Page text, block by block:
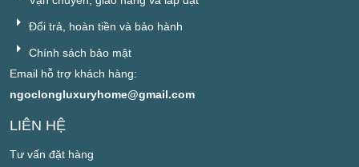
Đổi trả, hoàn tiền và bảo hành
Chính sách bảo mật
Email hỗ trợ khách hàng:
ngoclongluxuryhome@gmail.com
LIÊN HỆ
Tư vấn đặt hàng